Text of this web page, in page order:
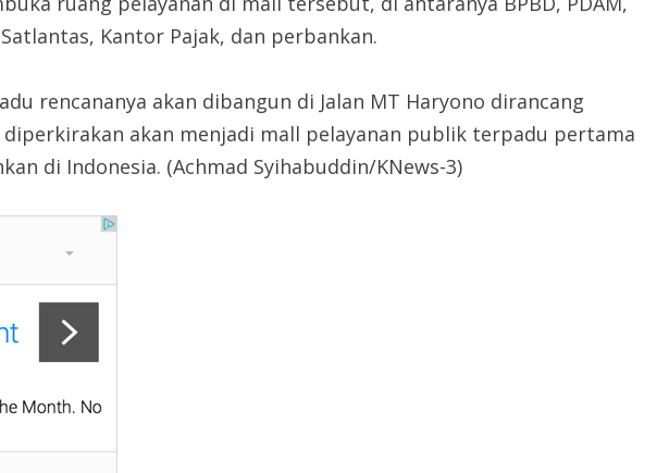
Kantor Pajak, dan perbankan.
rencananya akan dibangun di Jalan MT Haryono dirancang
akan menjadi mall pelayanan publik terpadu pertama
di Indonesia. (Achmad Syihabuddin/KNews-3)